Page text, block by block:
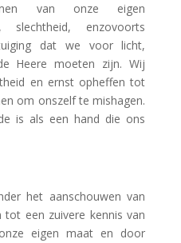
van onze eigen
slechtheid, enzovoorts
dat we voor licht,
Heere moeten zijn. Wij
en ernst opheffen tot
om onszelf te mishagen.
is als een hand die ons
het aanschouwen van
tot een zuivere kennis van
eigen maat en door